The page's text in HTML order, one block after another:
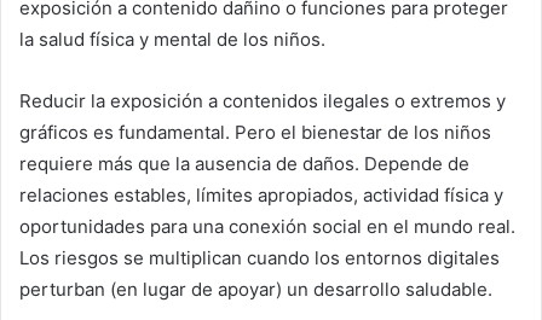
exposición a contenido dañino o funciones para proteger
la salud física y mental de los niños.
Reducir la exposición a contenidos ilegales o extremos y
gráficos es fundamental. Pero el bienestar de los niños
requiere más que la ausencia de daños. Depende de
relaciones estables, límites apropiados, actividad física y
oportunidades para una conexión social en el mundo real.
Los riesgos se multiplican cuando los entornos digitales
perturban (en lugar de apoyar) un desarrollo saludable.